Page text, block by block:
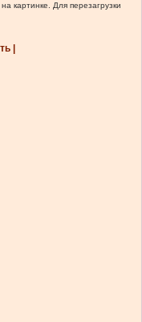
картинке. Для перезагрузки
|